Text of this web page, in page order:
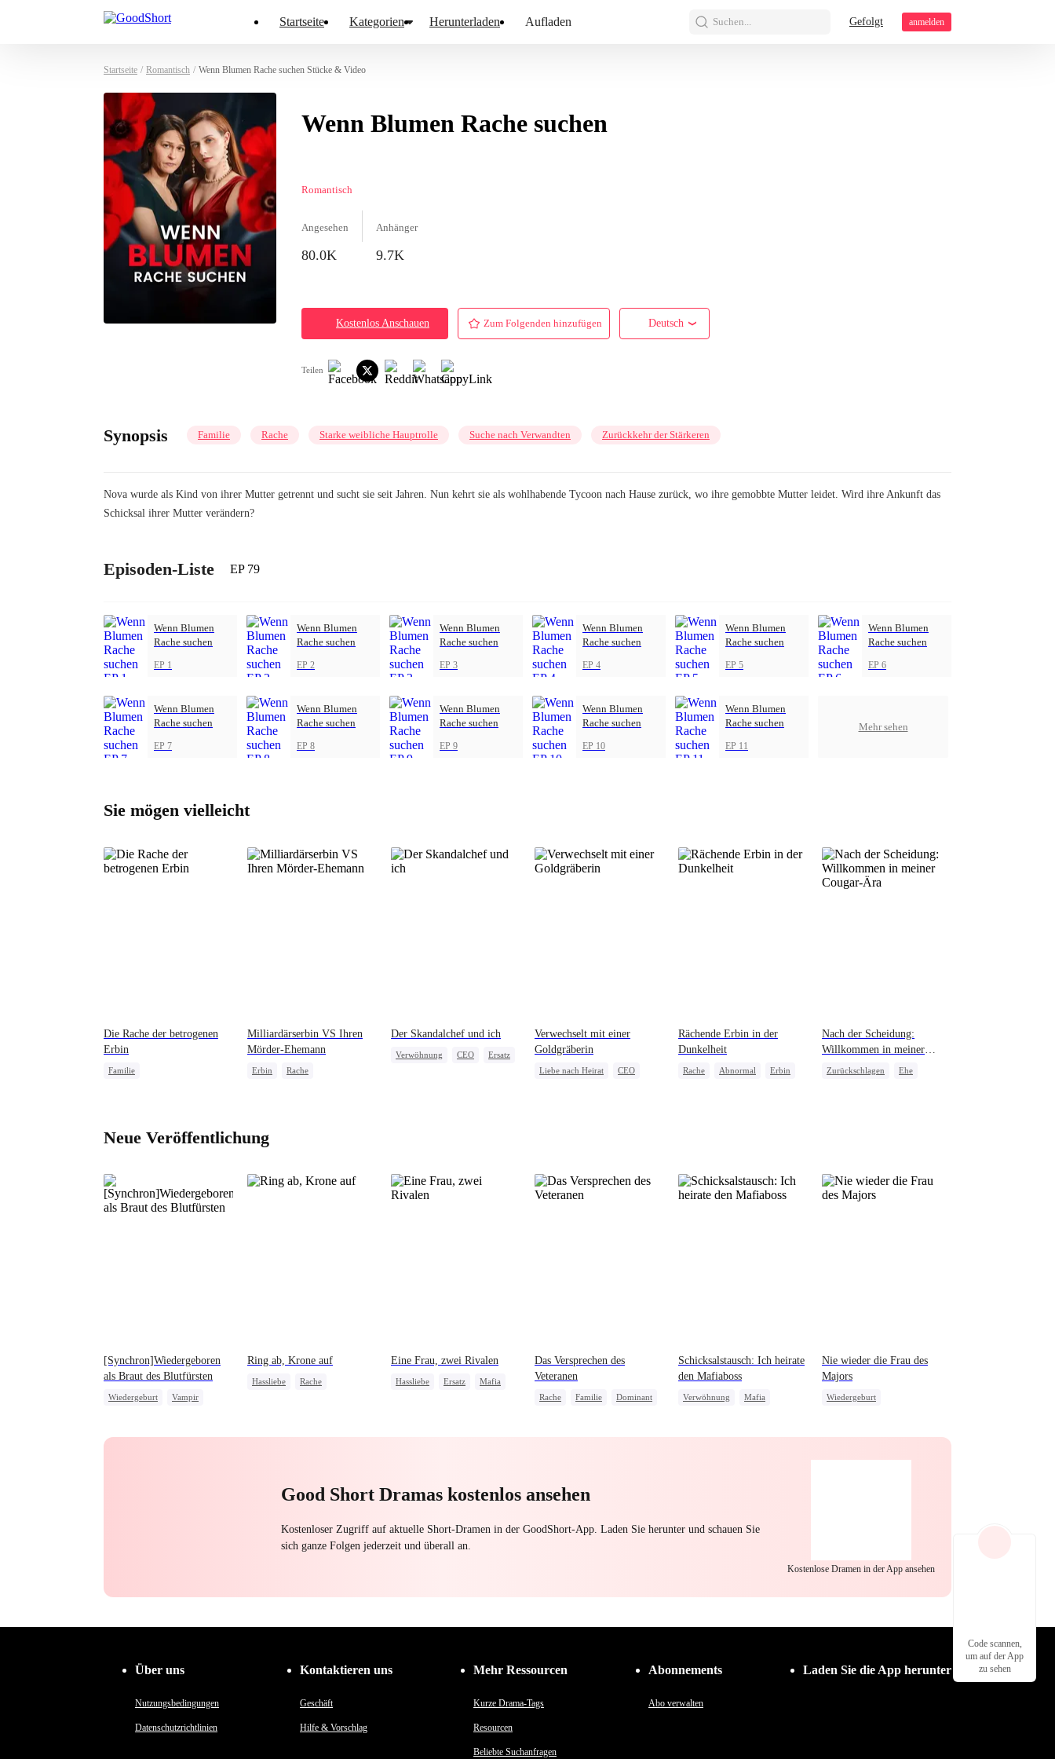
Startseite Kategorien Herunterladen Aufladen Suchen... Gefolgt anmelden
Startseite / Romantisch / Wenn Blumen Rache suchen Stücke & Video
Wenn Blumen Rache suchen
Romantisch
Angesehen
80.0K
Anhänger
9.7K
Kostenlos Anschauen Zum Folgenden hinzufügen Deutsch
Teilen
Synopsis Familie Rache Starke weibliche Hauptrolle Suche nach Verwandten Zurückkehr der Stärkeren
Nova wurde als Kind von ihrer Mutter getrennt und sucht sie seit Jahren. Nun kehrt sie als wohlhabende Tycoon nach Hause zurück, wo ihre gemobbte Mutter leidet. Wird ihre Ankunft das
Schicksal ihrer Mutter verändern?
Episoden-Liste EP 79
Wenn Blumen
Rache suchen
EP 1
Wenn Blumen
Rache suchen
EP 2
Wenn Blumen
Rache suchen
EP 3
Wenn Blumen
Rache suchen
EP 4
Wenn Blumen
Rache suchen
EP 5
Wenn Blumen
Rache suchen
EP 6
Wenn Blumen
Rache suchen
EP 7
Wenn Blumen
Rache suchen
EP 8
Wenn Blumen
Rache suchen
EP 9
Wenn Blumen
Rache suchen
EP 10
Wenn Blumen
Rache suchen
EP 11
Mehr sehen
Sie mögen vielleicht
Die Rache der betrogenen
Erbin
Familie
Milliardärserbin VS Ihren
Mörder-Ehemann
Erbin
Rache
Der Skandalchef und ich
Verwöhnung CEO
Ersatz
Verwechselt mit einer
Goldgräberin
Liebe nach Heirat
CEO
Rächende Erbin in der
Dunkelheit
Rache Abnormal
Erbin
Nach der Scheidung:
Willkommen in meiner
Cougar-Ära
Zurückschlagen
Ehe
Neue Veröffentlichung
[Synchron]Wiedergeboren
als Braut des Blutfürsten
Wiedergeburt
Vampir
Ring ab, Krone auf
Hassliebe
Rache
Eine Frau, zwei Rivalen
Hassliebe Ersatz
Mafia
Das Versprechen des
Veteranen
Rache Familie
Dominant
Schicksalstausch: Ich heirate
den Mafiaboss
Verwöhnung
Mafia
Nie wieder die Frau des
Majors
Wiedergeburt
Gegenangriff
Good Short Dramas kostenlos ansehen
Kostenloser Zugriff auf aktuelle Short-Dramen in der GoodShort-App. Laden Sie herunter und schauen Sie
sich ganze Folgen jederzeit und überall an.
Kostenlose Dramen in der App ansehen
Über uns
Nutzungsbedingungen
Datenschutzrichtlinien
Kontaktieren uns
Geschäft
Hilfe & Vorschlag
Mehr Ressourcen
Kurze Drama-Tags
Resourcen
Beliebte Suchanfragen
Abonnements
Abo verwalten
Laden Sie die App herunter
Code scannen,
um auf der App
zu sehen